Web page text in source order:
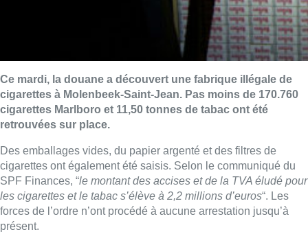
Ce mardi, la douane a découvert une fabrique illégale de
cigarettes à Molenbeek-Saint-Jean. Pas moins de 170.760
cigarettes Marlboro et 11,50 tonnes de tabac ont été
retrouvées sur place.
Des emballages vides, du papier argenté et des filtres de
cigarettes ont également été saisis. Selon le communiqué du
SPF Finances, “le montant des accises et de la TVA éludé pour
les cigarettes et le tabac s’élève à 2,2 millions d’euros“. Les
forces de l’ordre n’ont procédé à aucune arrestation jusqu’à
présent.